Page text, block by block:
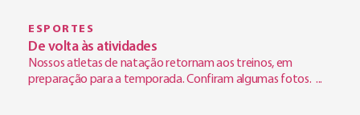
ESPORTES
De volta às atividades
Nossos atletas de natação retornam aos treinos, em
preparação para a temporada. Confiram algumas fotos. ...